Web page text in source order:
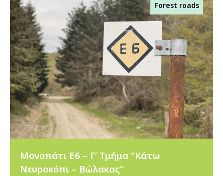
Forest roads
Μονοπάτι Ε6 – Γ’ Τμήμα “Κάτω
Νευροκόπι – Βώλακας”